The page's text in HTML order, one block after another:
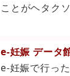
ことがヘタクソ
e-妊娠 データ
e-妊娠で行っ